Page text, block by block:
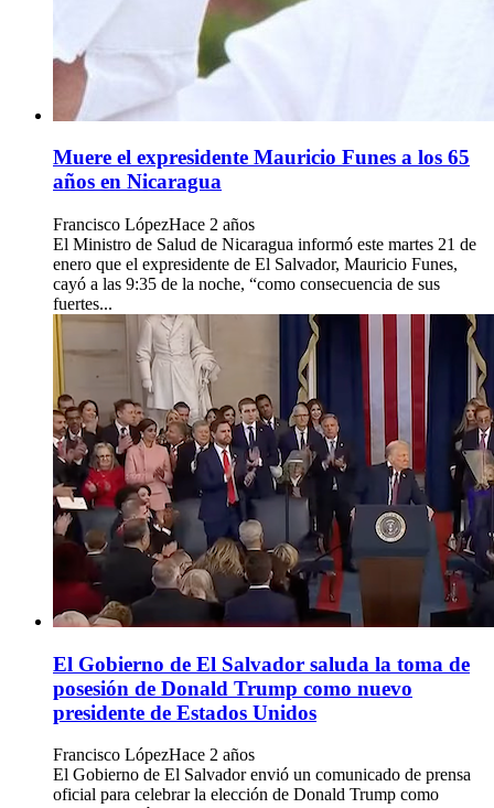
Muere el expresidente Mauricio Funes a los 65
años en Nicaragua
Francisco LópezHace 2 años
El Ministro de Salud de Nicaragua informó este martes 21 de
enero que el expresidente de El Salvador, Mauricio Funes,
cayó a las 9:35 de la noche, “como consecuencia de sus
fuertes...
El Gobierno de El Salvador saluda la toma de
posesión de Donald Trump como nuevo
presidente de Estados Unidos
Francisco LópezHace 2 años
El Gobierno de El Salvador envió un comunicado de prensa
oficial para celebrar la elección de Donald Trump como